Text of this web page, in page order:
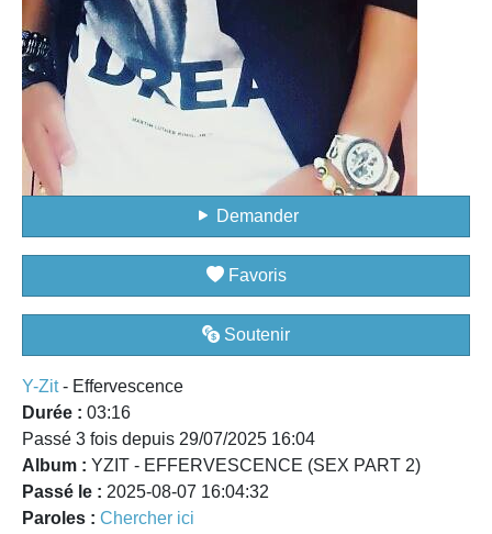
Demander
Favoris
Soutenir
Y-Zit- Effervescence
Durée : 03:16
Passé 3 fois depuis 29/07/2025 16:04
Album : YZIT - EFFERVESCENCE (SEX PART 2)
Passé le : 2025-08-07 16:04:32
Paroles : Chercher ici